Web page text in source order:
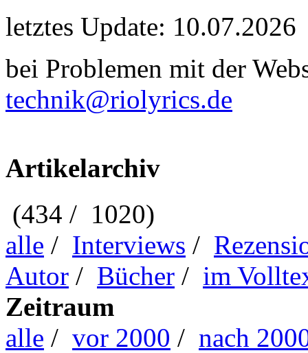
letztes Update: 10.07.2026
bei Problemen mit der
technik@riolyrics.de
Artikelarchiv
(434 / 1020)
alle / Interviews /
Autor / Bücher / im
Zeitraum
alle / vor 2000 / nach